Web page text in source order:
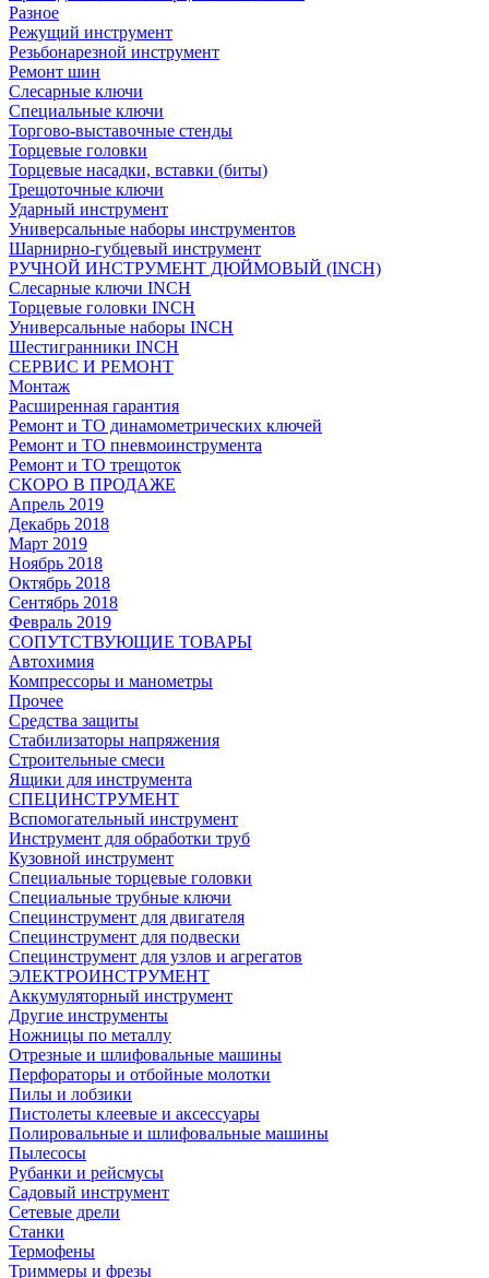
Разное
Режущий инструмент
Резьбонарезной инструмент
Ремонт шин
Слесарные ключи
Специальные ключи
Торгово-выставочные стенды
Торцевые головки
Торцевые насадки, вставки (биты)
Трещоточные ключи
Ударный инструмент
Универсальные наборы инструментов
Шарнирно-губцевый инструмент
РУЧНОЙ ИНСТРУМЕНТ ДЮЙМОВЫЙ (INCH)
Слесарные ключи INCH
Торцевые головки INCH
Универсальные наборы INCH
Шестигранники INCH
СЕРВИС И РЕМОНТ
Монтаж
Расширенная гарантия
Ремонт и ТО динамометрических ключей
Ремонт и ТО пневмоинструмента
Ремонт и ТО трещоток
СКОРО В ПРОДАЖЕ
Апрель 2019
Декабрь 2018
Март 2019
Ноябрь 2018
Октябрь 2018
Сентябрь 2018
Февраль 2019
СОПУТСТВУЮЩИЕ ТОВАРЫ
Автохимия
Компрессоры и манометры
Прочее
Средства защиты
Стабилизаторы напряжения
Строительные смеси
Ящики для инструмента
СПЕЦИНСТРУМЕНТ
Вспомогательный инструмент
Инструмент для обработки труб
Кузовной инструмент
Специальные торцевые головки
Специальные трубные ключи
Специнструмент для двигателя
Специнструмент для подвески
Специнструмент для узлов и агрегатов
ЭЛЕКТРОИНСТРУМЕНТ
Аккумуляторный инструмент
Другие инструменты
Ножницы по металлу
Отрезные и шлифовальные машины
Перфораторы и отбойные молотки
Пилы и лобзики
Пистолеты клеевые и аксессуары
Полировальные и шлифовальные машины
Пылесосы
Рубанки и рейсмусы
Садовый инструмент
Сетевые дрели
Станки
Термофены
Триммеры и фрезы